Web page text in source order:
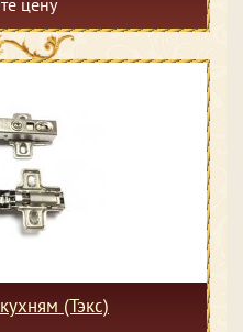
(Тэкс)